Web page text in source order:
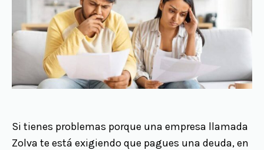
Si tienes problemas porque una empresa llamada
Zolva te está exigiendo que pagues una deuda, en